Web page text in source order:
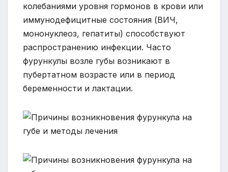
колебаниями уровня гормонов в крови или
иммунодефицитные состояния (ВИЧ,
мононуклеоз, гепатиты) способствуют
распространению инфекции. Часто
фурункулы возле губы возникают в
пубертатном возрасте или в период
беременности и лактации.